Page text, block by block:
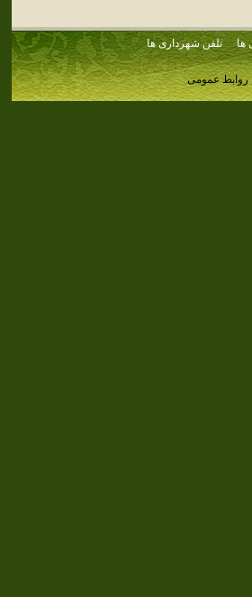
ها تلفن شهرداری ها
روابط عمومی